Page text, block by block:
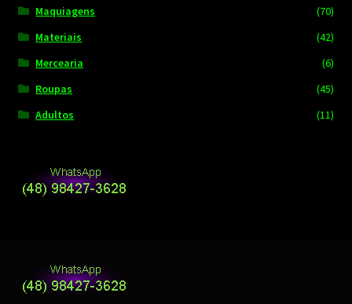
Maquiagens
(70)
Materiais
(42)
Mercearia
(6)
Roupas
(45)
Adultos
(11)